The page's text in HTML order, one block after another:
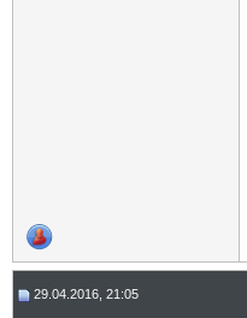
29.04.2016, 21:05